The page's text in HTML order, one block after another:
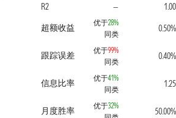
R2
—
1.00
超额收益
优于28%
同类
0.50%
跟踪误差 优于99%
同类
0.40%
信息比率 优于41%
同类
1.25
月度胜率 优于32%
50.00%